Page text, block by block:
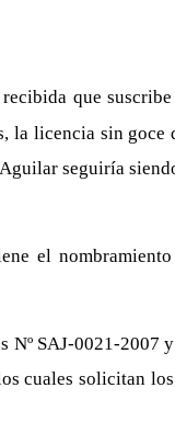
que
la licencia sin
seguiría
el
SAJ-0021-2007
cuales solicitan